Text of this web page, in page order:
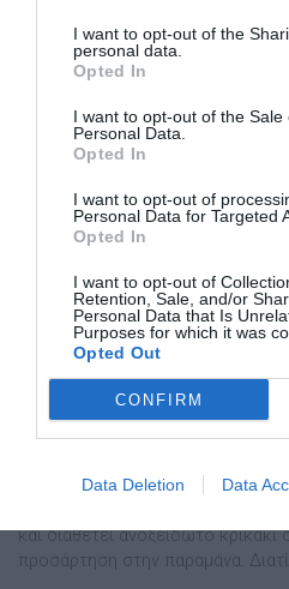
I want to opt-out of the
personal data.
Opted In
I want to opt-out of the Sale
Personal Data.
Opted In
I want to opt-out of
Personal Data for Targeted
Opted In
I want to opt-out of
Retention, Sale, and/or
Personal Data that Is
Purposes for which it was
Opted Out
CONFIRM
Data Deletion Data
Τεχνητό Realistic Fish
Τεχνητό spinning για ψάρεµα
(floating), µε εξαιρετικά
φωτός και προσέλκυση των
και διαθέτει ανοξείδωτο
προσάρτηση στην παραµάνα.